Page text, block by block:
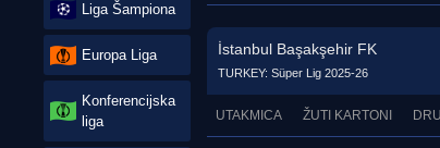
Liga Šampiona
Europa Liga
Konferencijska
liga
İstanbul Başakşehir FK
TURKEY: Süper Lig 2025-26
UTAKMICA ŽUTI KARTONI